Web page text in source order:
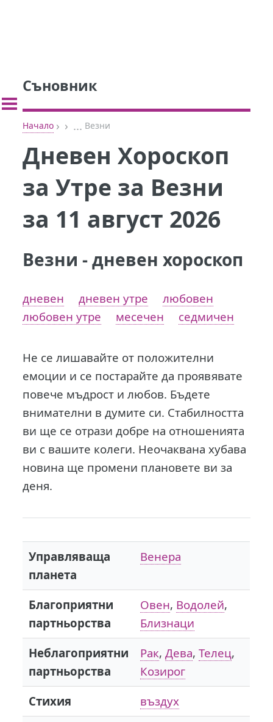
Съновник
Начало › › ... Везни
Дневен Хороскоп
за Утре за Везни
за 11 август 2026
Везни - дневен хороскоп
дневен дневен утре
любовен
любовен утре
месечен седмичен
Не се лишавайте от положителни
емоции и се постарайте да проявявате
повече мъдрост и любов. Бъдете
внимателни в думите си. Стабилността
ви ще се отрази добре на отношенията
ви с вашите колеги. Неочаквана хубава
новина ще промени плановете ви за
деня.
Управляваща
планета
Венера
Благоприятни
партньорства
Овен, Водолей,
Близнаци
Неблагоприятни
партньорства
Рак, Дева, Телец,
Козирог
Стихия
въздух